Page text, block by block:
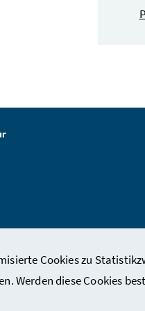
Cookies zu
Werden diese Cookies